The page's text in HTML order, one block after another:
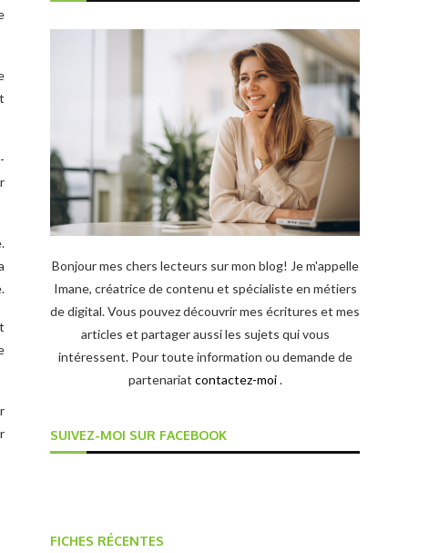
Bonjour mes chers lecteurs sur mon blog! Je m'appelle
Imane, créatrice de contenu et spécialiste en métiers
de digital. Vous pouvez découvrir mes écritures et mes
articles et partager aussi les sujets qui vous
intéressent. Pour toute information ou demande de
partenariat contactez-moi.
SUIVEZ-MOI SUR FACEBOOK
FICHES RÉCENTES